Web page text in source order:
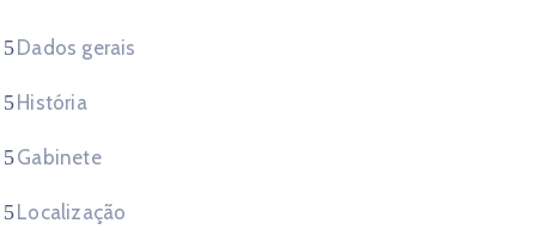
Dados gerais
História
Gabinete
Localização